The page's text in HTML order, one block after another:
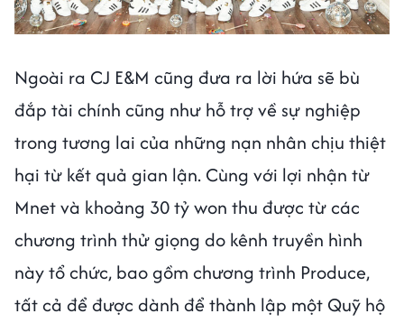
Ngoài ra CJ E&M cũng đưa ra lời hứa sẽ bù
đắp tài chính cũng như hỗ trợ về sự nghiệp
trong tương lai của những nạn nhân chịu thiệt
hại từ kết quả gian lận. Cùng với lợi nhận từ
Mnet và khoảng 30 tỷ won thu được từ các
chương trình thử giọng do kênh truyền hình
này tổ chức, bao gồm chương trình Produce,
tất cả để được dành để thành lập một Quỹ hộ